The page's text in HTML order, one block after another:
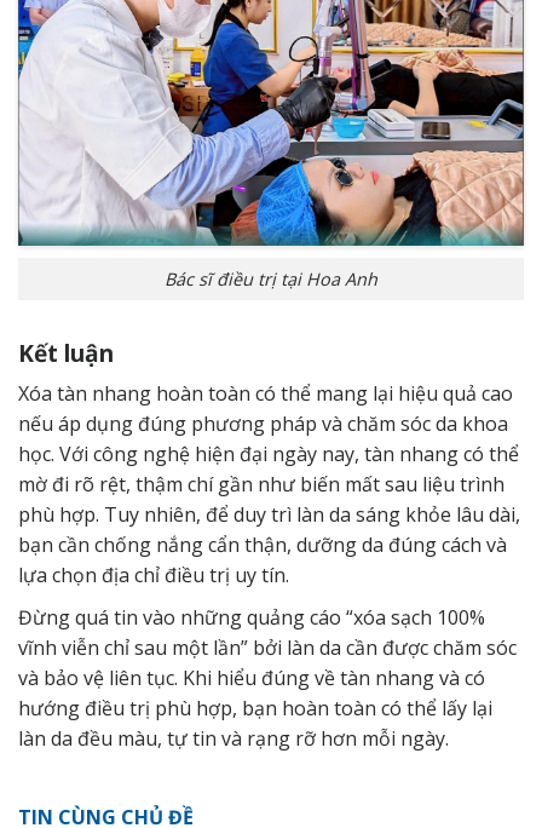
Bác sĩ điều trị tại Hoa Anh
Kết luận
Xóa tàn nhang hoàn toàn có thể mang lại hiệu quả cao
nếu áp dụng đúng phương pháp và chăm sóc da khoa
học. Với công nghệ hiện đại ngày nay, tàn nhang có thể
mờ đi rõ rệt, thậm chí gần như biến mất sau liệu trình
phù hợp. Tuy nhiên, để duy trì làn da sáng khỏe lâu dài,
bạn cần chống nắng cẩn thận, dưỡng da đúng cách và
lựa chọn địa chỉ điều trị uy tín.
Đừng quá tin vào những quảng cáo “xóa sạch 100%
vĩnh viễn chỉ sau một lần” bởi làn da cần được chăm sóc
và bảo vệ liên tục. Khi hiểu đúng về tàn nhang và có
hướng điều trị phù hợp, bạn hoàn toàn có thể lấy lại
làn da đều màu, tự tin và rạng rỡ hơn mỗi ngày.
TIN CÙNG CHỦ ĐỀ